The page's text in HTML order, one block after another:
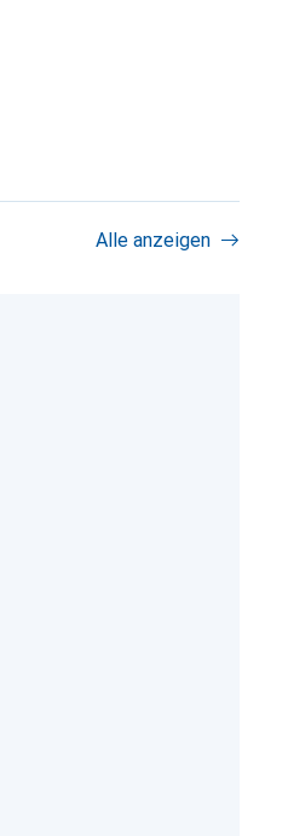
Alle anzeigen